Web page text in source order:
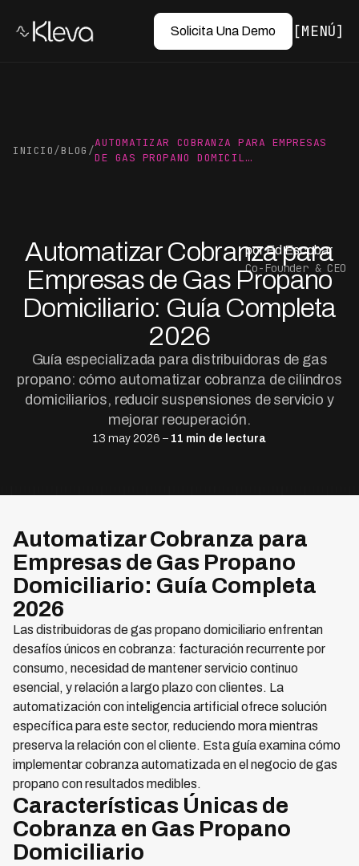
Solicita Una Demo MENÚ
INICIO/BLOG /
AUTOMATIZAR COBRANZA PARA EMPRESAS
DE GAS PROPANO DOMICIL…
Automatizar Cobranza para
Empresas de Gas Propano
Domiciliario: Guía Completa
2026
Guía especializada para distribuidoras de gas
propano: cómo automatizar cobranza de cilindros
domiciliarios, reducir suspensiones de servicio y
mejorar recuperación.
13 may 2026 – 11 min de lectura
por Ed Escobar
Co-Founder & CEO
Automatizar Cobranza para
Empresas de Gas Propano
Domiciliario: Guía Completa
2026
Las distribuidoras de gas propano domiciliario enfrentan
desafíos únicos en cobranza: facturación recurrente por
consumo, necesidad de mantener servicio continuo
esencial, y relación a largo plazo con clientes. La
automatización con inteligencia artificial ofrece solución
específica para este sector, reduciendo mora mientras
preserva la relación con el cliente. Esta guía examina cómo
implementar cobranza automatizada en el negocio de gas
propano con resultados medibles.
Características Únicas de
Cobranza en Gas Propano
Domiciliario